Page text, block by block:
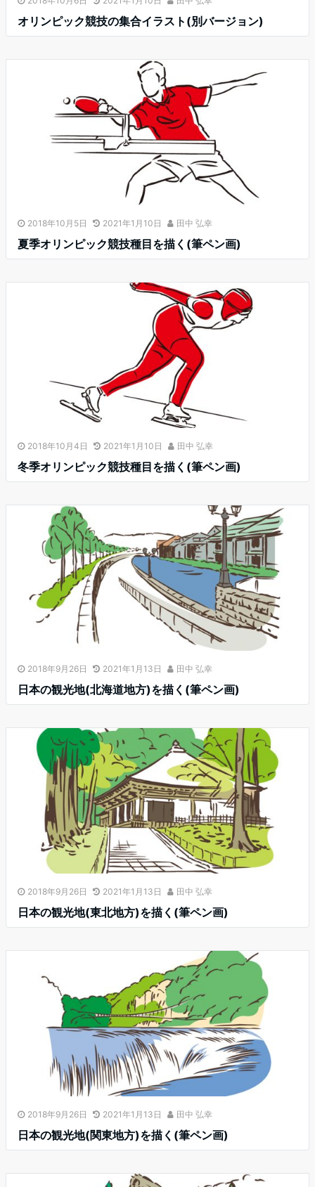
オリンピック競技の集合イラスト(別バージョン)
2018年10月5日 2021年1月10日 田中 弘幸
夏季オリンピック競技種目を描く(筆ペン画)
2018年10月4日 2021年1月10日 田中 弘幸
冬季オリンピック競技種目を描く(筆ペン画)
2018年9月26日 2021年1月13日 田中 弘幸
日本の観光地(北海道地方)を描く(筆ペン画)
2018年9月26日 2021年1月13日 田中 弘幸
日本の観光地(東北地方)を描く(筆ペン画)
2018年9月26日 2021年1月13日 田中 弘幸
日本の観光地(関東地方)を描く(筆ペン画)